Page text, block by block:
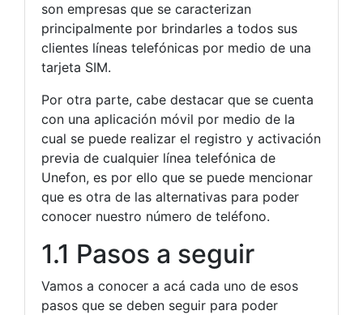
son empresas que se caracterizan
principalmente por brindarles a todos sus
clientes líneas telefónicas por medio de una
tarjeta SIM.
Por otra parte, cabe destacar que se cuenta
con una aplicación móvil por medio de la
cual se puede realizar el registro y activación
previa de cualquier línea telefónica de
Unefon, es por ello que se puede mencionar
que es otra de las alternativas para poder
conocer nuestro número de teléfono.
1.1 Pasos a seguir
Vamos a conocer a acá cada uno de esos
pasos que se deben seguir para poder